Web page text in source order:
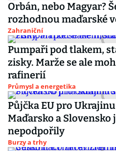
Orbán, nebo Magyar?
rozhodnou maďarské
Zahraniční
Pumpaři pod tlakem,
zisky. Marže se ale
rafinerií
Průmysl a energetika
Půjčka EU pro
Maďarsko a
nepodpořily
Burzy a trhy